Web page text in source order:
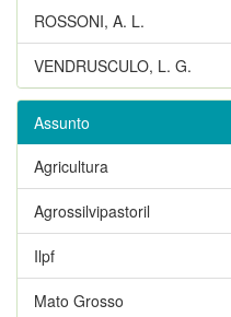
ROSSONI, A. L.
VENDRUSCULO, L. G.
Assunto
Agricultura
Agrossilvipastoril
Ilpf
Mato Grosso